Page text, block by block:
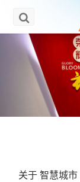
关于智慧城市